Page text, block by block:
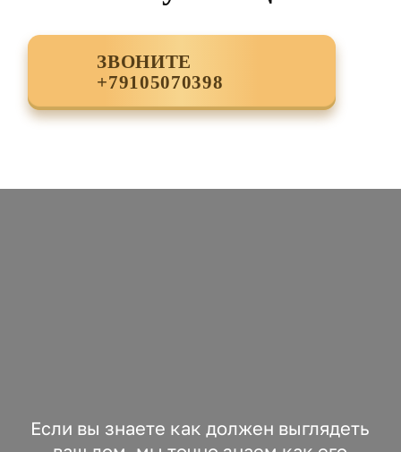
ЗВОНИТЕ
+79105070398
Если вы знаете как должен выглядеть